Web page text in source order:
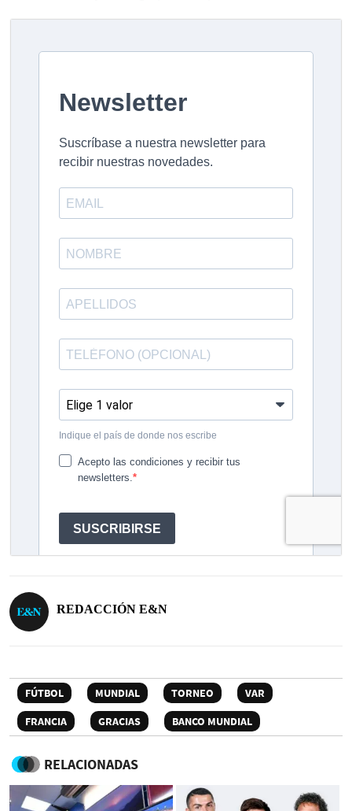
REDACCIÓN E&N
FÚTBOL MUNDIAL TORNEO
VAR
FRANCIA
GRACIAS BANCO MUNDIAL
RELACIONADAS